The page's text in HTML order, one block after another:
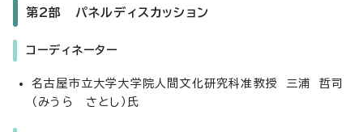
第2部 パネルディスカッション
コーディネーター
名古屋市立大学大学院人間文化研究科准教授 三浦 哲司
（みうら さとし）氏